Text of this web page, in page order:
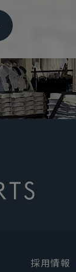
採用情報